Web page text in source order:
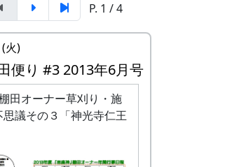
P. 1 / 4
火)
便り #3 2013年6月号
田オーナー草刈り・施
議その３「神光寺仁王